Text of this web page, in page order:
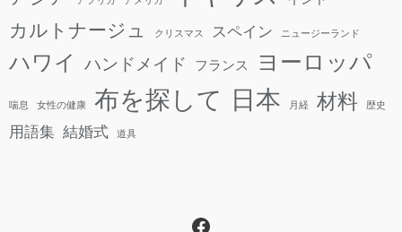
カルトナージュ クリスマス スペイン ニュージーランド
ハワイ ハンドメイド フランス ヨーロッパ
喘息 女性の健康 布を探して 日本 月経 材料 歴史
用語集 結婚式 道具
Facebook